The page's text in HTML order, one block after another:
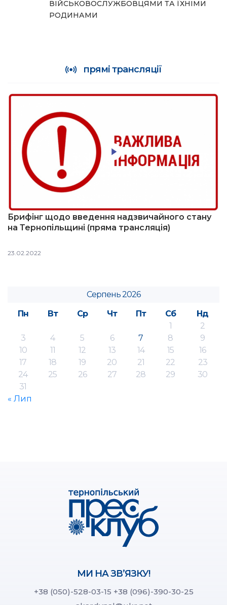
ВІЙСЬКОВОСЛУЖБОВЦЯМИ ТА ЇХНІМИ
РОДИНАМИ
прямі трансляції
Брифінг щодо введення надзвичайного стану
на Тернопільщині (пряма трансляція)
23.02.2022
Серпень 2026
Пн
Вт Ср Чт Пт Сб
Нд
1
2
3
4 5 6 7 8
9
10
11 12 13 14 15
16
17
18 19 20 21 22
23
24
25 26 27 28 29
30
31
« Лип
МИ НА ЗВ’ЯЗКУ!
+38 (050)-528-03-15 +38 (096)-390-30-25